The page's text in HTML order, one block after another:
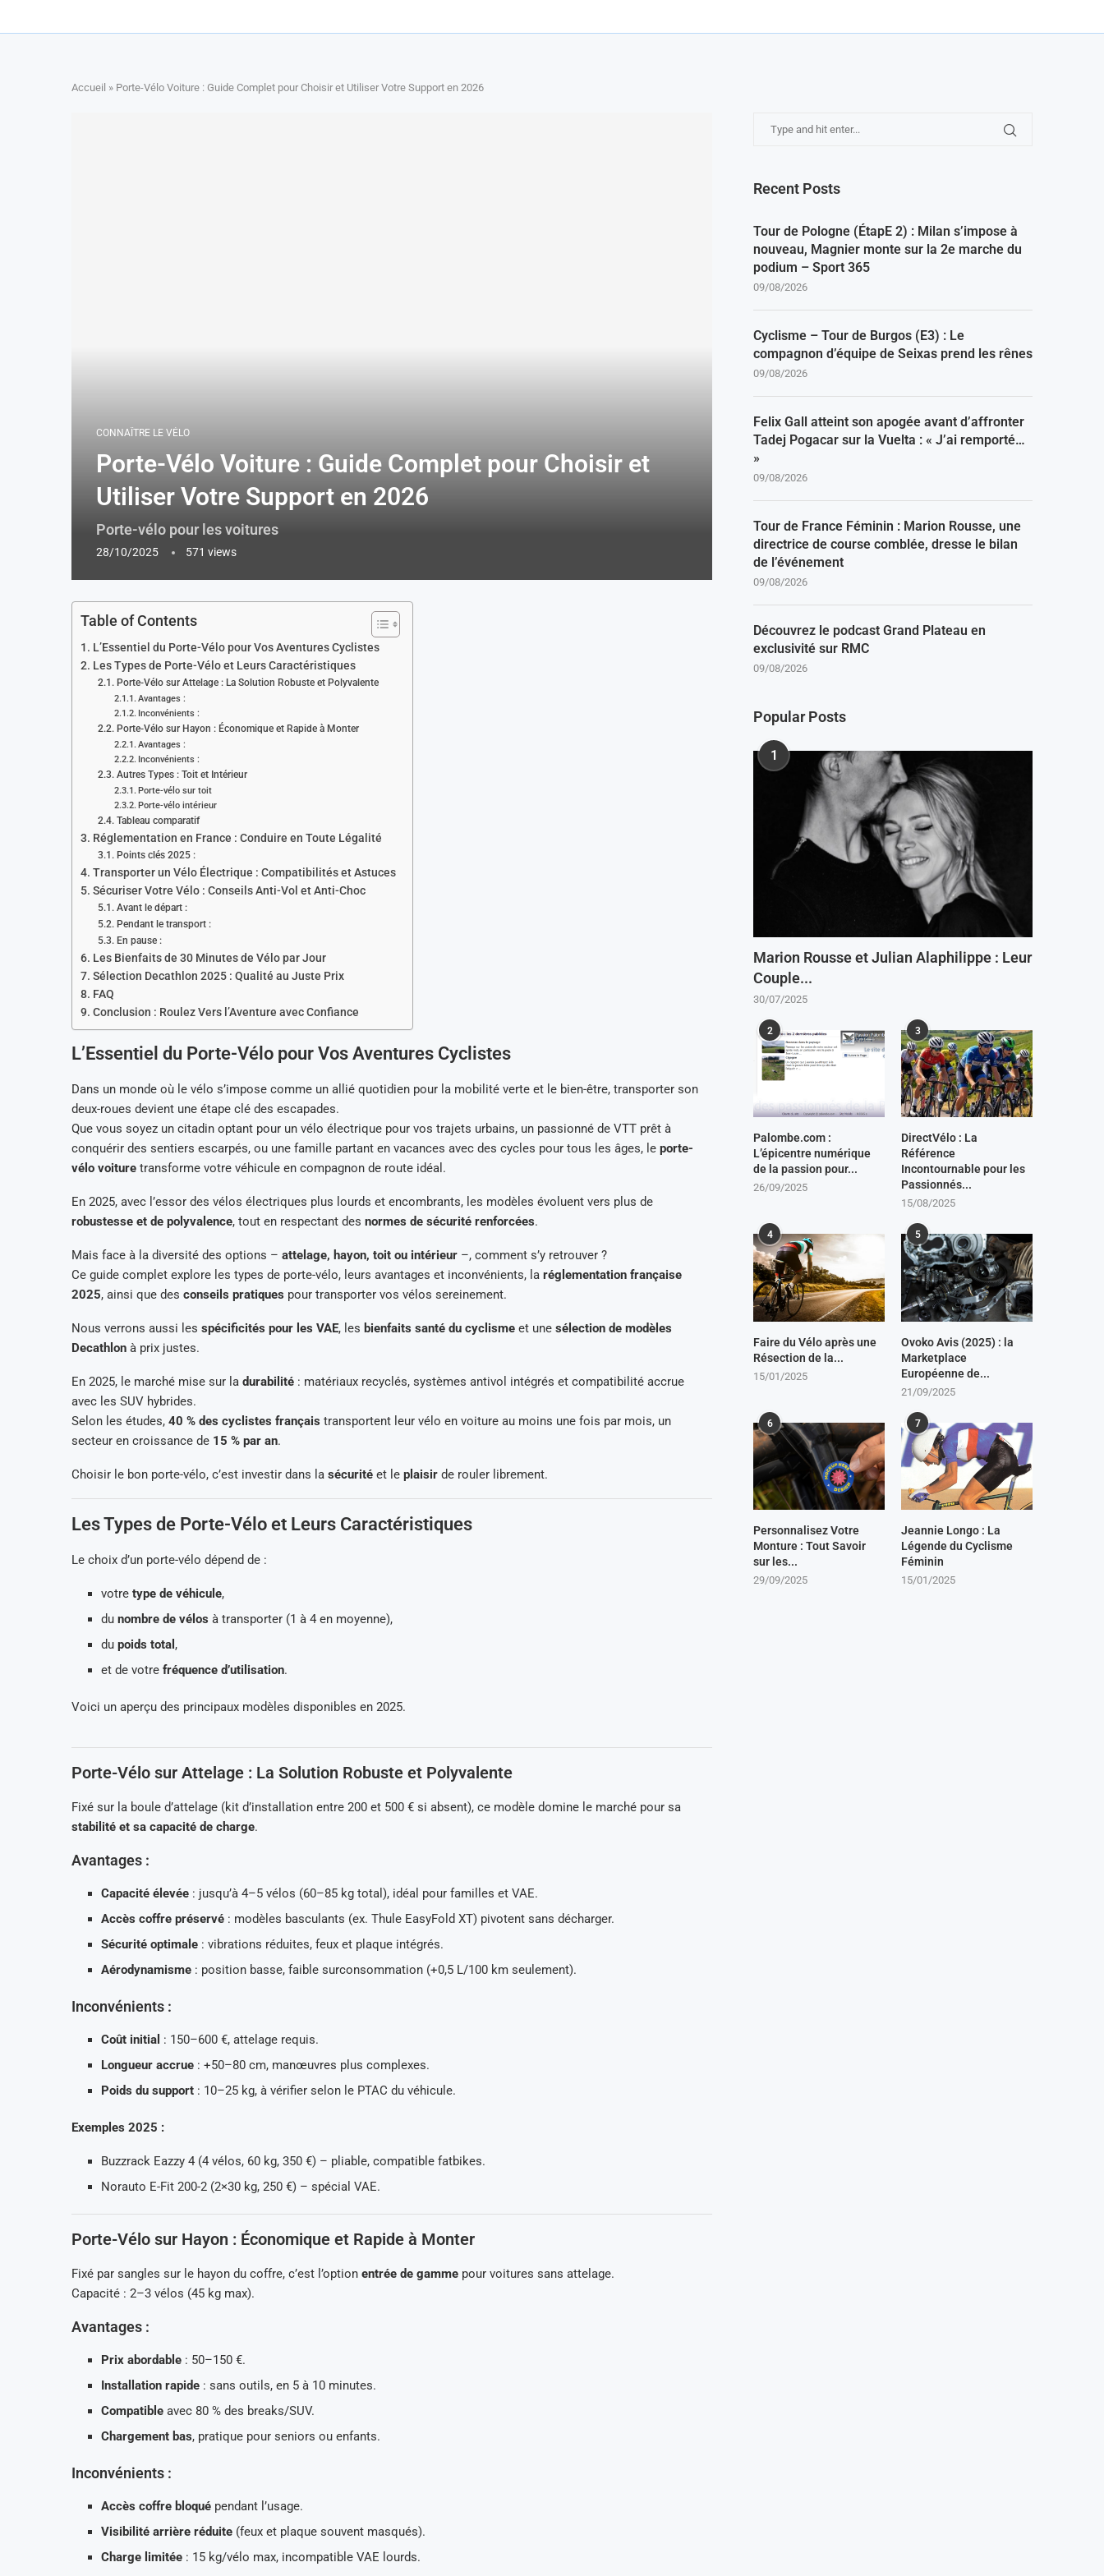
Accueil » Porte-Vélo Voiture : Guide Complet pour Choisir et Utiliser Votre Support en 2026
CONNAÎTRE LE VÉLO
Porte-Vélo Voiture : Guide Complet pour Choisir et
Utiliser Votre Support en 2026
Porte-vélo pour les voitures
28/10/2025 571 views
Table of Contents
L’Essentiel du Porte-Vélo pour Vos Aventures Cyclistes
Les Types de Porte-Vélo et Leurs Caractéristiques
Porte-Vélo sur Attelage : La Solution Robuste et Polyvalente
Avantages :
Inconvénients :
Porte-Vélo sur Hayon : Économique et Rapide à Monter
Avantages :
Inconvénients :
Autres Types : Toit et Intérieur
Porte-vélo sur toit
Porte-vélo intérieur
Tableau comparatif
Réglementation en France : Conduire en Toute Légalité
Points clés 2025 :
Transporter un Vélo Électrique : Compatibilités et Astuces
Sécuriser Votre Vélo : Conseils Anti-Vol et Anti-Choc
Avant le départ :
Pendant le transport :
En pause :
Les Bienfaits de 30 Minutes de Vélo par Jour
Sélection Decathlon 2025 : Qualité au Juste Prix
FAQ
Conclusion : Roulez Vers l’Aventure avec Confiance
L’Essentiel du Porte-Vélo pour Vos Aventures Cyclistes
Dans un monde où le vélo s’impose comme un allié quotidien pour la mobilité verte et le bien-être, transporter son
deux-roues devient une étape clé des escapades.
Que vous soyez un citadin optant pour un vélo électrique pour vos trajets urbains, un passionné de VTT prêt à
conquérir des sentiers escarpés, ou une famille partant en vacances avec des cycles pour tous les âges, le porte-
vélo voiture transforme votre véhicule en compagnon de route idéal.
En 2025, avec l’essor des vélos électriques plus lourds et encombrants, les modèles évoluent vers plus de
robustesse et de polyvalence, tout en respectant des normes de sécurité renforcées.
Mais face à la diversité des options – attelage, hayon, toit ou intérieur –, comment s’y retrouver ?
Ce guide complet explore les types de porte-vélo, leurs avantages et inconvénients, la réglementation française
2025, ainsi que des conseils pratiques pour transporter vos vélos sereinement.
Nous verrons aussi les spécificités pour les VAE, les bienfaits santé du cyclisme et une sélection de modèles
Decathlon à prix justes.
En 2025, le marché mise sur la durabilité : matériaux recyclés, systèmes antivol intégrés et compatibilité accrue
avec les SUV hybrides.
Selon les études, 40 % des cyclistes français transportent leur vélo en voiture au moins une fois par mois, un
secteur en croissance de 15 % par an.
Choisir le bon porte-vélo, c’est investir dans la sécurité et le plaisir de rouler librement.
Les Types de Porte-Vélo et Leurs Caractéristiques
Le choix d’un porte-vélo dépend de :
votre type de véhicule,
du nombre de vélos à transporter (1 à 4 en moyenne),
du poids total ,
et de votre fréquence d’utilisation.
Voici un aperçu des principaux modèles disponibles en 2025.
Porte-Vélo sur Attelage : La Solution Robuste et Polyvalente
Fixé sur la boule d’attelage (kit d’installation entre 200 et 500 € si absent), ce modèle domine le marché pour sa
stabilité et sa capacité de charge.
Avantages :
Capacité élevée : jusqu’à 4–5 vélos (60–85 kg total), idéal pour familles et VAE.
Accès coffre préservé : modèles basculants (ex. Thule EasyFold XT) pivotent sans décharger.
Sécurité optimale : vibrations réduites, feux et plaque intégrés.
Aérodynamisme : position basse, faible surconsommation (+0,5 L/100 km seulement).
Inconvénients :
Coût initial : 150–600 €, attelage requis.
Longueur accrue : +50–80 cm, manœuvres plus complexes.
Poids du support : 10–25 kg, à vérifier selon le PTAC du véhicule.
Exemples 2025 :
Buzzrack Eazzy 4 (4 vélos, 60 kg, 350 €) – pliable, compatible fatbikes.
Norauto E-Fit 200-2 (2×30 kg, 250 €) – spécial VAE.
Porte-Vélo sur Hayon : Économique et Rapide à Monter
Fixé par sangles sur le hayon du coffre, c’est l’option entrée de gamme pour voitures sans attelage.
Capacité : 2–3 vélos (45 kg max).
Avantages :
Prix abordable : 50–150 €.
Installation rapide : sans outils, en 5 à 10 minutes.
Compatible avec 80 % des breaks/SUV.
Chargement bas, pratique pour seniors ou enfants.
Inconvénients :
Accès coffre bloqué pendant l’usage.
Visibilité arrière réduite (feux et plaque souvent masqués).
Charge limitée : 15 kg/vélo max, incompatible VAE lourds.
Recent Posts
Tour de Pologne (ÉtapE 2) : Milan s’impose à
nouveau, Magnier monte sur la 2e marche du
podium – Sport 365
09/08/2026
Cyclisme – Tour de Burgos (E3) : Le
compagnon d’équipe de Seixas prend les rênes
09/08/2026
Felix Gall atteint son apogée avant d’affronter
Tadej Pogacar sur la Vuelta : « J’ai remporté…
»
09/08/2026
Tour de France Féminin : Marion Rousse, une
directrice de course comblée, dresse le bilan
de l’événement
09/08/2026
Découvrez le podcast Grand Plateau en
exclusivité sur RMC
09/08/2026
Popular Posts
1
Marion Rousse et Julian Alaphilippe : Leur
Couple...
30/07/2025
2
Palombe.com :
L’épicentre numérique
de la passion pour...
26/09/2025
3
DirectVélo : La
Référence
Incontournable pour les
Passionnés...
15/08/2025
4
Faire du Vélo après une
Résection de la...
15/01/2025
5
Ovoko Avis (2025) : la
Marketplace
Européenne de...
21/09/2025
6
Personnalisez Votre
Monture : Tout Savoir
sur les...
29/09/2025
7
Jeannie Longo : La
Légende du Cyclisme
Féminin
15/01/2025